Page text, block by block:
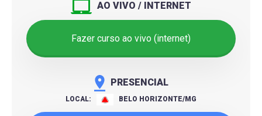
AO VIVO / INTERNET
Fazer curso ao vivo (internet)
PRESENCIAL
LOCAL: BELO HORIZONTE/MG